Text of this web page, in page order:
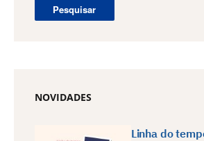
NOVIDADES
Linha do